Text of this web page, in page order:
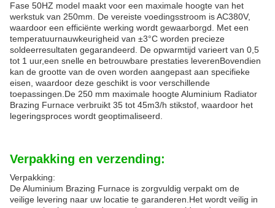
Fase 50HZ model maakt voor een maximale hoogte van het
werkstuk van 250mm. De vereiste voedingsstroom is AC380V,
waardoor een efficiënte werking wordt gewaarborgd. Met een
temperatuurnauwkeurigheid van ±3°C worden precieze
soldeerresultaten gegarandeerd. De opwarmtijd varieert van 0,5
tot 1 uur,een snelle en betrouwbare prestaties leverenBovendien
kan de grootte van de oven worden aangepast aan specifieke
eisen, waardoor deze geschikt is voor verschillende
toepassingen.De 250 mm maximale hoogte Aluminium Radiator
Brazing Furnace verbruikt 35 tot 45m3/h stikstof, waardoor het
legeringsproces wordt geoptimaliseerd.
Verpakking en verzending:
Verpakking:
De Aluminium Brazing Furnace is zorgvuldig verpakt om de
veilige levering naar uw locatie te garanderen.Het wordt veilig in